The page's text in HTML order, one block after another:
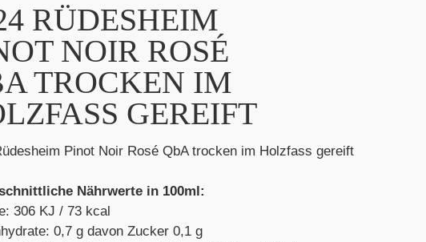
RÜDESHEIM
NOIR ROSÉ
TROCKEN IM
GEREIFT
Pinot Noir Rosé QbA trocken im Holzfass gereift
Nährwerte in 100ml:
306 KJ / 73 kcal
0,7 g davon Zucker 0,1 g